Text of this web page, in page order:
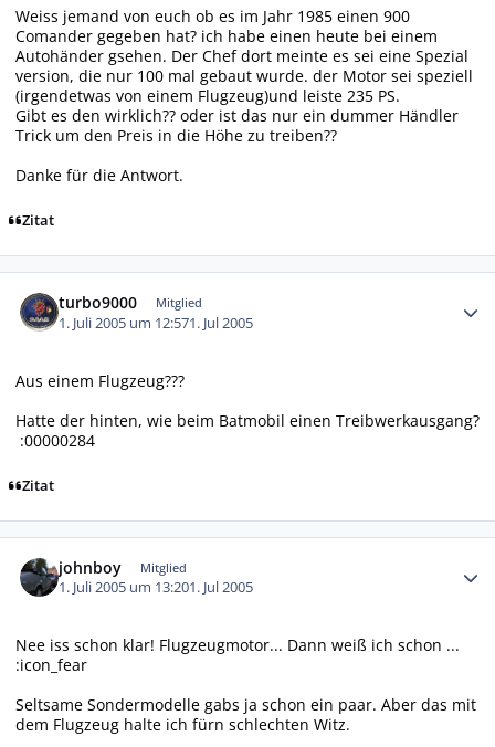
Weiss jemand von euch ob es im Jahr 1985 einen 900
Comander gegeben hat? ich habe einen heute bei einem
Autohänder gsehen. Der Chef dort meinte es sei eine Spezial
version, die nur 100 mal gebaut wurde. der Motor sei speziell
(irgendetwas von einem Flugzeug)und leiste 235 PS.
Gibt es den wirklich?? oder ist das nur ein dummer Händler
Trick um den Preis in die Höhe zu treiben??
Danke für die Antwort.
Zitat
turbo9000 Mitglied
1. Juli 2005 um 12:571. Jul 2005
Aus einem Flugzeug???
Hatte der hinten, wie beim Batmobil einen Treibwerkausgang?
:00000284
Zitat
johnboy Mitglied
1. Juli 2005 um 13:201. Jul 2005
Nee iss schon klar! Flugzeugmotor... Dann weiß ich schon ...
:icon_fear
Seltsame Sondermodelle gabs ja schon ein paar. Aber das mit
dem Flugzeug halte ich fürn schlechten Witz.